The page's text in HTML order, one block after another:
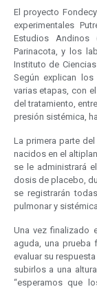
El proyecto
experimentales
Estudios
Parinacota, y los
Instituto de
Según explican
varias etapas, con
del tratamiento,
presión sistémica,
La primera parte
nacidos en el
se le administrará
dosis de placebo,
se registrarán
pulmonar y
Una vez finalizado
aguda, una prueba
evaluar su
subirlos a una
“esperamos que